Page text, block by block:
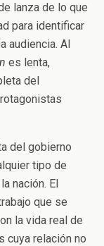
lanza de lo que
para identificar
audiencia. Al
es lenta,
del
del gobierno
tipo de
nación. El
que se
la vida real de
cuya relación no